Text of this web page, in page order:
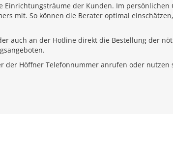
der Kunden. Im persönlichen
mit. So können die Berater optimal
auch an der Hotline direkt die Bestellung der
der Höffner Telefonnummer anrufen oder nutzen